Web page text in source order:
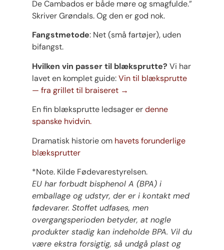
De Cambados er både møre og smagfulde.”
Skriver Grøndals. Og den er god nok.
Fangstmetode: Net (små fartøjer), uden
bifangst.
Hvilken vin passer til blæksprutte? Vi har
lavet en komplet guide:Vin til blæksprutte
— fra grillet til braiseret →
En fin blæksprutte ledsager erdenne
spanske hvidvin.
Dramatisk historie om havets forunderlige
blæksprutter
*Note. Kilde Fødevarestyrelsen.
EU har forbudt bisphenol A (BPA) i
emballage og udstyr, der er i kontakt med
fødevarer. Stoffet udfases, men
overgangsperioden betyder, at nogle
produkter stadig kan indeholde BPA. Vil du
være ekstra forsigtig, så undgå plast og